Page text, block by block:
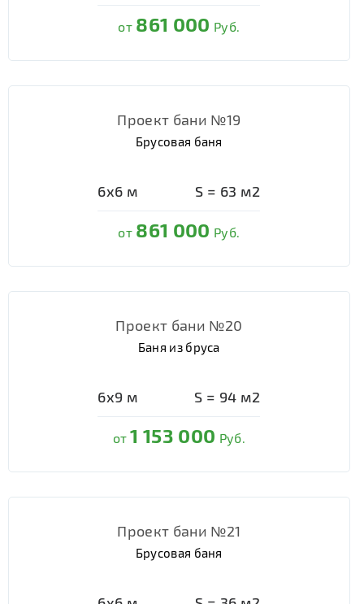
от 861 000 Руб.
Проект бани №19
Брусовая баня
6х6 м S = 63 м2
от 861 000 Руб.
Проект бани №20
Баня из бруса
6х9 м S = 94 м2
от1 153 000 Руб.
Проект бани №21
Брусовая баня